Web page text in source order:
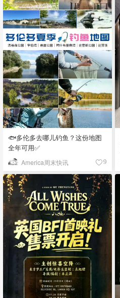
🐟多伦多去哪儿钓鱼？这份地图
全年可用✅
America周末快讯 9